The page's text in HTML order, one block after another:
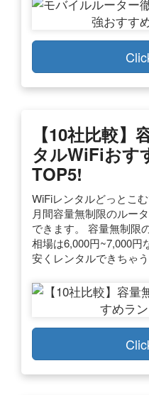
【10社比較】
タルWiFiおす
TOP5!
WiFiレンタルどっとこ
月間容量無制限のルー
できます。 容量無制限
相場は6,000円~7,000円
安くレンタルできちゃ